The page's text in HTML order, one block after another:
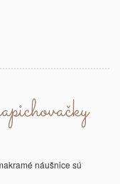
náušnice sú